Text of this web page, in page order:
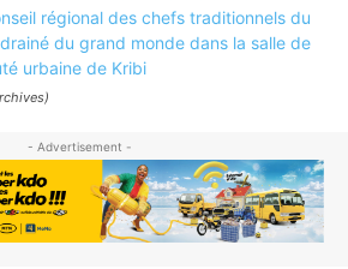
- Advertisement -